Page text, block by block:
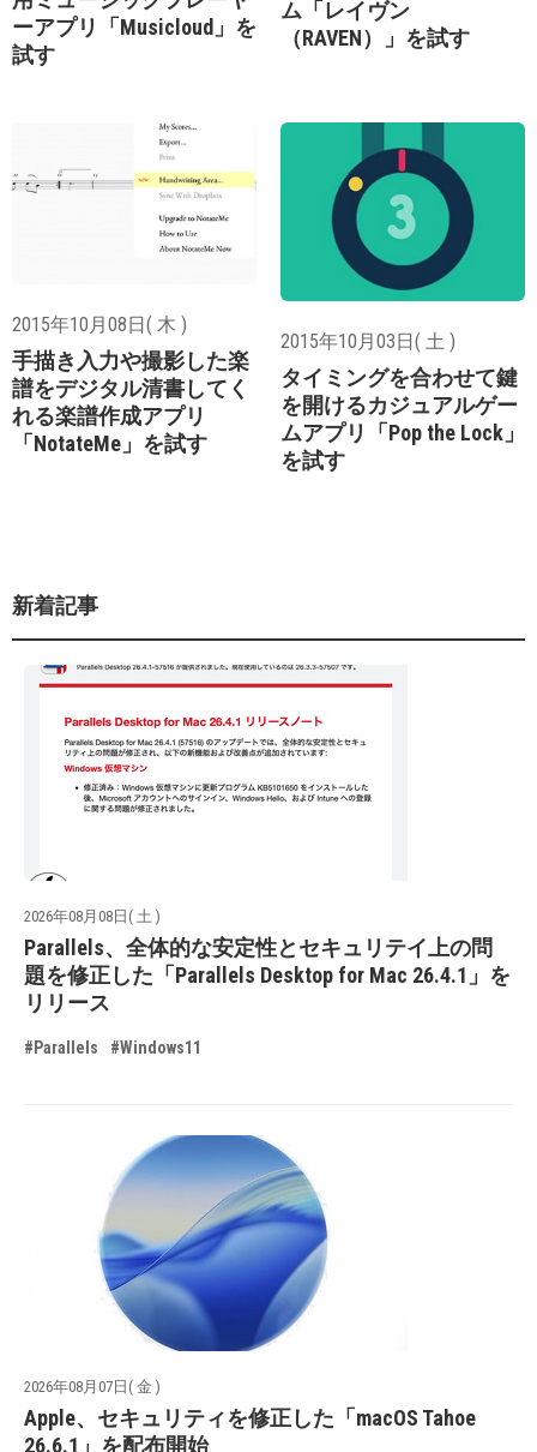
ーアプリ「Musicloud」を
試す
ム「レイヴン
（RAVEN）」を試す
2015年10月08日( 木 )
手描き入力や撮影した楽
譜をデジタル清書してく
れる楽譜作成アプリ
「NotateMe」を試す
2015年10月03日( 土 )
タイミングを合わせて鍵
を開けるカジュアルゲー
ムアプリ「Pop the Lock」
を試す
新着記事
2026年08月08日( 土 )
Parallels、全体的な安定性とセキュリテイ上の問
題を修正した「Parallels Desktop for Mac 26.4.1」を
リリース
#Parallels #Windows11
2026年08月07日( 金 )
Apple、セキュリティを修正した「macOS Tahoe
26.6.1」を配布開始